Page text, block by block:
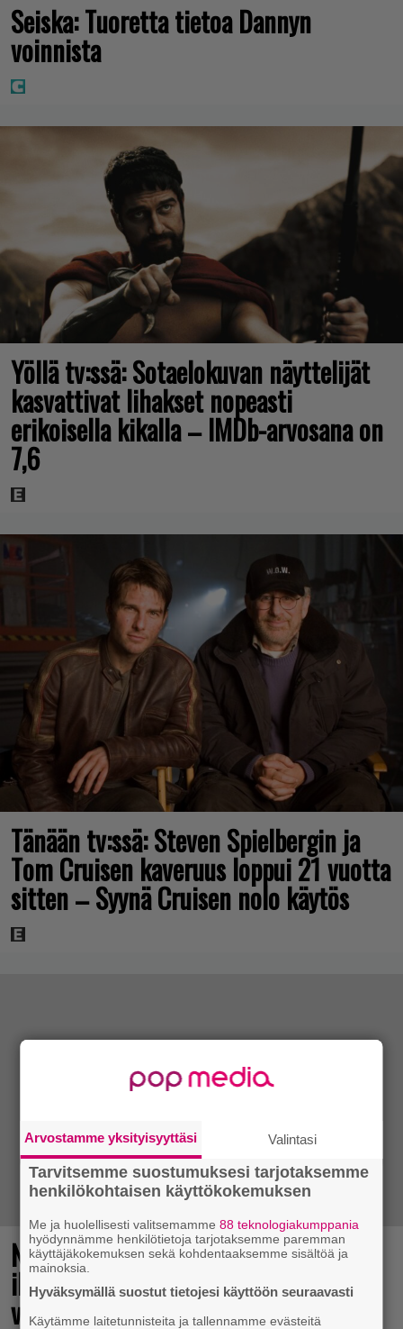
Seiska: Tuoretta tietoa Dannyn
voinnista
Yöllä tv:ssä: Sotaelokuvan näyttelijät
kasvattivat lihakset nopeasti
erikoisella kikalla – IMDb-arvosana on
7,6
Tänään tv:ssä: Steven Spielbergin ja
Tom Cruisen kaveruus loppui 21 vuotta
sitten – Syynä Cruisen nolo käytös
No johan pomppasi: 30 vuotta sitten
ilmestynyt klassikkoräiskintä sai
valtavasti lisää sisältöä
Arvostamme yksityisyyttäsi Valintasi
Tarvitsemme suostumuksesi tarjotaksemme
henkilökohtaisen käyttökokemuksen
Me ja huolellisesti valitsemamme88 teknologiakumppania
hyödynnämme henkilötietoja tarjotaksemme paremman
käyttäjäkokemuksen sekä kohdentaaksemme sisältöä ja
mainoksia.
Hyväksymällä suostut tietojesi käyttöön seuraavasti
Käytämme laitetunnisteita ja tallennamme evästeitä